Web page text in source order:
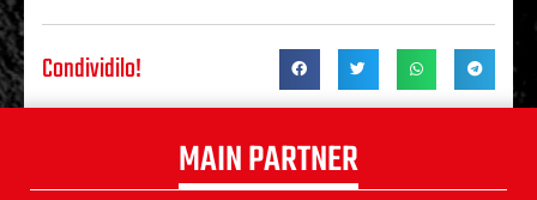
Condividilo!
MAIN PARTNER